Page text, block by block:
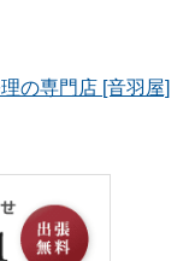
の専門店 [音羽屋]